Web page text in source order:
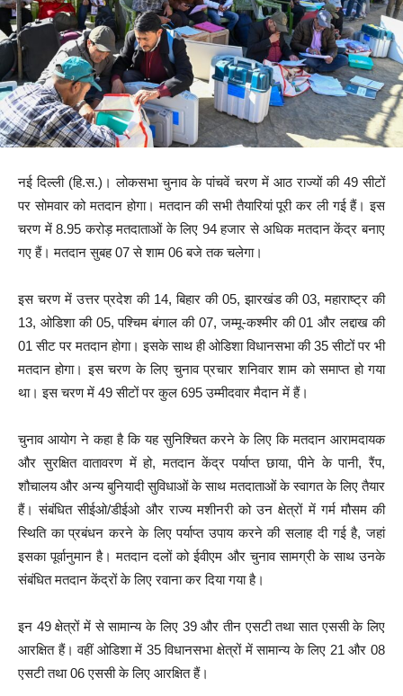
नई दिल्ली (हि.स.)। लोकसभा चुनाव के पांचवें चरण में आठ राज्यों की 49 सीटों
पर सोमवार को मतदान होगा। मतदान की सभी तैयारियां पूरी कर ली गई हैं। इस
चरण में 8.95 करोड़ मतदाताओं के लिए 94 हजार से अधिक मतदान केंद्र बनाए
गए हैं। मतदान सुबह 07 से शाम 06 बजे तक चलेगा।
इस चरण में उत्तर प्रदेश की 14, बिहार की 05, झारखंड की 03, महाराष्ट्र की
13, ओडिशा की 05, पश्चिम बंगाल की 07, जम्मू-कश्मीर की 01 और लद्दाख की
01 सीट पर मतदान होगा। इसके साथ ही ओडिशा विधानसभा की 35 सीटों पर भी
मतदान होगा। इस चरण के लिए चुनाव प्रचार शनिवार शाम को समाप्त हो गया
था। इस चरण में 49 सीटों पर कुल 695 उम्मीदवार मैदान में हैं।
चुनाव आयोग ने कहा है कि यह सुनिश्चित करने के लिए कि मतदान आरामदायक
और सुरक्षित वातावरण में हो, मतदान केंद्र पर्याप्त छाया, पीने के पानी, रैंप,
शौचालय और अन्य बुनियादी सुविधाओं के साथ मतदाताओं के स्वागत के लिए तैयार
हैं। संबंधित सीईओ/डीईओ और राज्य मशीनरी को उन क्षेत्रों में गर्म मौसम की
स्थिति का प्रबंधन करने के लिए पर्याप्त उपाय करने की सलाह दी गई है, जहां
इसका पूर्वानुमान है। मतदान दलों को ईवीएम और चुनाव सामग्री के साथ उनके
संबंधित मतदान केंद्रों के लिए रवाना कर दिया गया है।
इन 49 क्षेत्रों में से सामान्य के लिए 39 और तीन एसटी तथा सात एससी के लिए
आरक्षित हैं। वहीं ओडिशा में 35 विधानसभा क्षेत्रों में सामान्य के लिए 21 और 08
एसटी तथा 06 एससी के लिए आरक्षित हैं।